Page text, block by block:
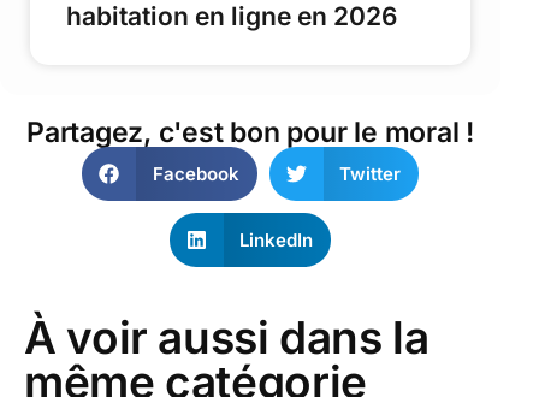
habitation en ligne en 2026
Partagez, c'est bon pour le moral !
Facebook Twitter
LinkedIn
À voir aussi dans la
même catégorie